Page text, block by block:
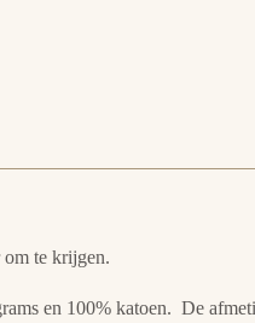
om te krijgen.
en 100% katoen. De